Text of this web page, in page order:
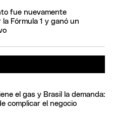
fue nuevamente
Fórmula 1 y ganó un
el gas y Brasil la demanda:
complicar el negocio